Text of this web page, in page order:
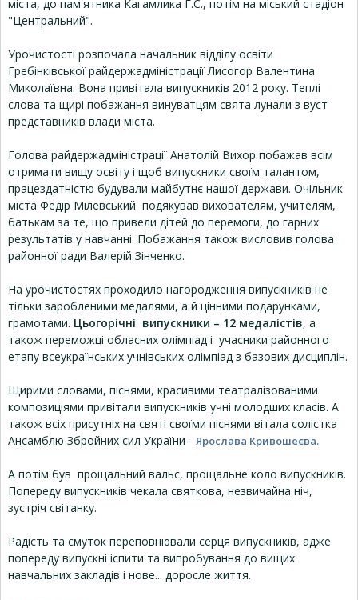
міста, до пам'ятника Кагамлика Г.С., потім на міський стадіон
"Центральний".
Урочистості розпочала начальник відділу освіти
Гребінківської райдержадміністрації Лисогор Валентина
Миколаївна. Вона привітала випускників 2012 року. Теплі
слова та щирі побажання винуватцям свята лунали з вуст
представників влади міста.
Голова райдержадміністрації Анатолій Вихор побажав всім
отримати вищу освіту і щоб випускники своїм талантом,
працездатністю будували майбутнє нашої держави. Очільник
міста Федір Мілевський подякував вихователям, учителям,
батькам за те, що привели дітей до перемоги, до гарних
результатів у навчанні. Побажання також висловив голова
районної ради Валерій Зінченко.
На урочистостях проходило нагородження випускників не
тільки заробленими медалями, а й цінними подарунками,
грамотами. Цьогорічні випускники – 12 медалістів, а
також переможці обласних олімпіад і учасники районного
етапу всеукраїнських учнівських олімпіад з базових дисциплін.
Щирими словами, піснями, красивими театралізованими
композиціями привітали випускників учні молодших класів. А
також всіх присутніх на святі своїми піснями вітала солістка
Ансамблю Збройних сил України - Ярослава Кривошеєва.
А потім був прощальний вальс, прощальне коло випускників.
Попереду випускників чекала святкова, незвичайна ніч,
зустріч світанку.
Радість та смуток переповнювали серця випускників, адже
попереду випускні іспити та випробування до вищих
навчальних закладів і нове... доросле життя.